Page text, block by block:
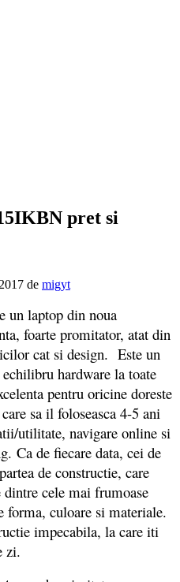
pret si
de migyt
laptop din noua
foarte promitator, atat din
cat si design. Este un
hardware la toate
pentru oricine doreste
sa il foloseasca 4-5 ani
utilitate, navigare online si
Ca de fiecare data, cei de
de constructie, care
dintre cele mai frumoase
forma, culoare si materiale.
impecabila, la care iti
zi.